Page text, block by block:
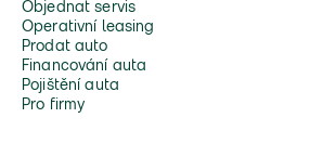
Objednat servis
Operativní leasing
Prodat auto
Financování auta
Pojištění auta
Pro firmy